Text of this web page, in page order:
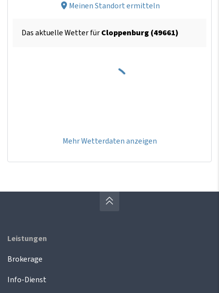
Meinen Standort ermitteln
Das aktuelle Wetter fürCloppenburg (49661)
Mehr Wetterdaten anzeigen
Leistungen
Brokerage
Info-Dienst